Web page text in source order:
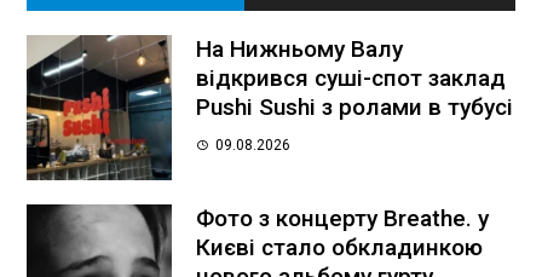
На Нижньому Валу
відкрився суші-спот заклад
Pushi Sushi з ролами в тубусі
09.08.2026
Фото з концерту Breathe. у
Києві стало обкладинкою